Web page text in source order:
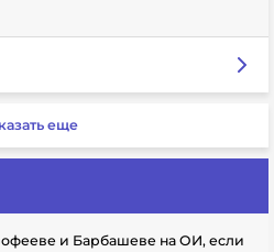
еще
и Барбашеве на ОИ, если